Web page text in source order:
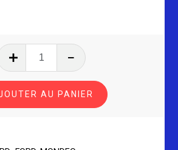
quantité
FORD
MONDEO
SÉRIE
AU PANIER